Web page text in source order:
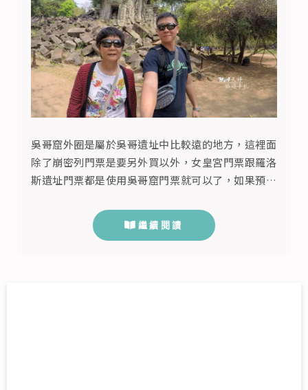
吳哥窟外圈是屬於吳哥遺址中比較遠的地方，這裡面
除了崩密列門票是要另外買以外，女皇宮門票跟羅洛
斯遺址門票都是使用吳哥窟門票就可以了，如果預定
變身塔外，所以寺廟都必須在17：30PM後關閉，也
就是說只剩下巴肯山、變身塔與洞里薩湖可以看夕陽
繼續閱讀